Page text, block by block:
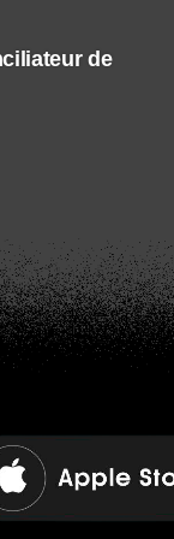
de